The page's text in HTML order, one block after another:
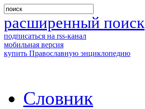
расширенный поиск
подписаться на rss-канал
мобильная версия
купить Православную энциклопедию
Словник